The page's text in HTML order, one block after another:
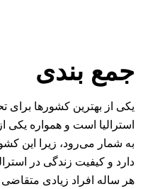
جمع بندی
یکی از بهترین کشورها برای
استرالیا است و همواره یکی
به شمار می‌رود، زیرا این
دارد و کیفیت زندگی در
هر ساله افراد زیادی متقاضی